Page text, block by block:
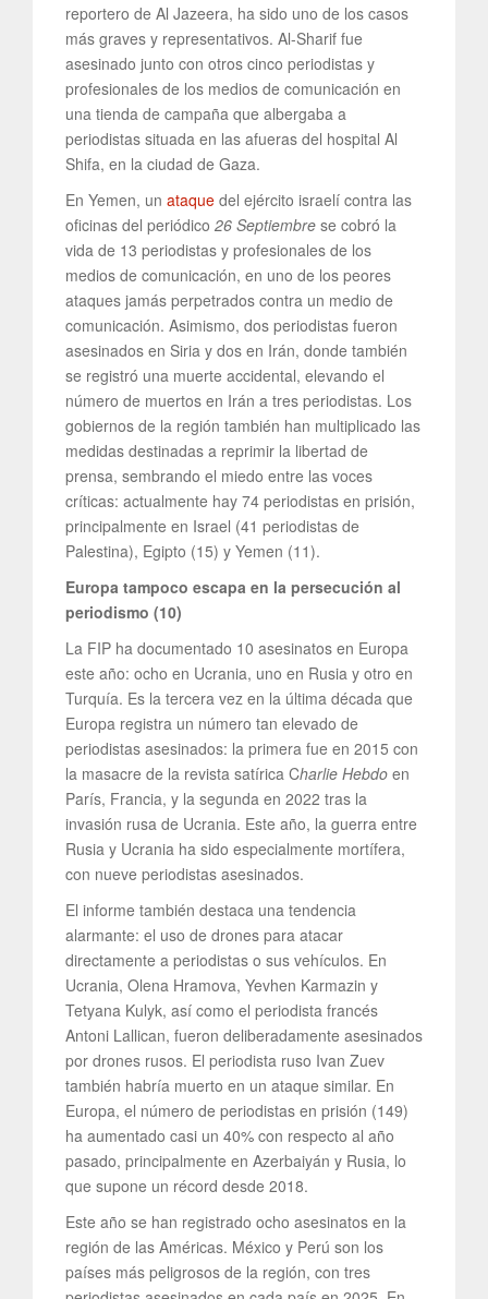
reportero de Al Jazeera, ha sido uno de los casos
más graves y representativos. Al-Sharif fue
asesinado junto con otros cinco periodistas y
profesionales de los medios de comunicación en
una tienda de campaña que albergaba a
periodistas situada en las afueras del hospital Al
Shifa, en la ciudad de Gaza.
En Yemen, un ataque del ejército israelí contra las
oficinas del periódico 26 Septiembre se cobró la
vida de 13 periodistas y profesionales de los
medios de comunicación, en uno de los peores
ataques jamás perpetrados contra un medio de
comunicación. Asimismo, dos periodistas fueron
asesinados en Siria y dos en Irán, donde también
se registró una muerte accidental, elevando el
número de muertos en Irán a tres periodistas. Los
gobiernos de la región también han multiplicado las
medidas destinadas a reprimir la libertad de
prensa, sembrando el miedo entre las voces
críticas: actualmente hay 74 periodistas en prisión,
principalmente en Israel (41 periodistas de
Palestina), Egipto (15) y Yemen (11).
Europa tampoco escapa en la persecución al
periodismo (10)
La FIP ha documentado 10 asesinatos en Europa
este año: ocho en Ucrania, uno en Rusia y otro en
Turquía. Es la tercera vez en la última década que
Europa registra un número tan elevado de
periodistas asesinados: la primera fue en 2015 con
la masacre de la revista satírica Charlie Hebdo en
París, Francia, y la segunda en 2022 tras la
invasión rusa de Ucrania. Este año, la guerra entre
Rusia y Ucrania ha sido especialmente mortífera,
con nueve periodistas asesinados.
El informe también destaca una tendencia
alarmante: el uso de drones para atacar
directamente a periodistas o sus vehículos. En
Ucrania, Olena Hramova, Yevhen Karmazin y
Tetyana Kulyk, así como el periodista francés
Antoni Lallican, fueron deliberadamente asesinados
por drones rusos. El periodista ruso Ivan Zuev
también habría muerto en un ataque similar. En
Europa, el número de periodistas en prisión (149)
ha aumentado casi un 40% con respecto al año
pasado, principalmente en Azerbaiyán y Rusia, lo
que supone un récord desde 2018.
Este año se han registrado ocho asesinatos en la
región de las Américas. México y Perú son los
países más peligrosos de la región, con tres